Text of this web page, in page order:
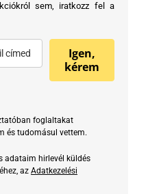
sem, iratkozz fel a
Igen,
kérem
foglaltakat
és tudomásul vettem.
adataim hirlevél küldés
az Adatkezelési